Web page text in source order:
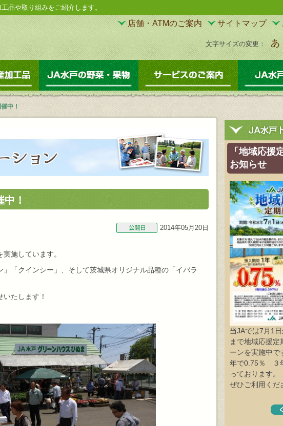
品や取り組みをご紹介します。
サイトマップ
店舗・ATMのご案内
あ
文字サイズの変更：
JA水戸の特産加工品 JA水戸の野菜・果物 サービスのご
中！
！
2014年05月20日
施しています。
「クインシー」、そして茨城県オリジナル品種の「イバラ
たします！
「地域応援
お知らせ
当JAでは7月1
まで地域応援
ーンを実施中で
年で0.75％ ３
っております。
ぜひご利用くだ